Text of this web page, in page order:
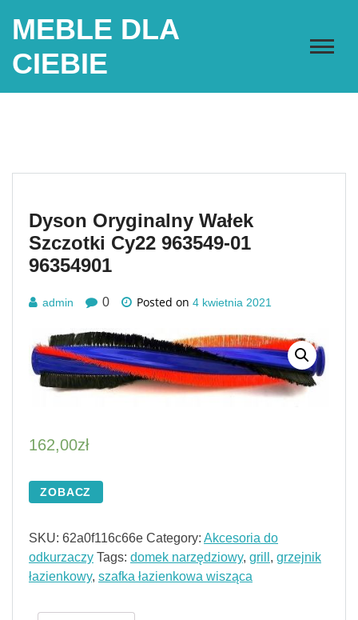
MEBLE DLA
CIEBIE
Dyson Oryginalny Wałek
Szczotki Cy22 963549-01
96354901
admin 0 Posted on 4 kwietnia 2021
162,00zł
ZOBACZ
SKU: 62a0f116c66e Category: Akcesoria do
odkurzaczy Tags: domek narzędziowy, grill , grzejnik
łazienkowy, szafka łazienkowa wisząca